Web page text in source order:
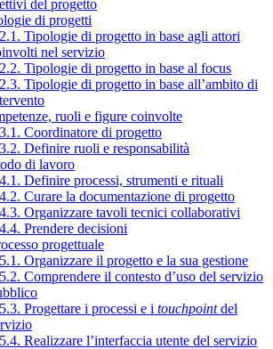
del progetto
di progetti
Tipologie di progetto in base agli attori
nel servizio
Tipologie di progetto in base al focus
Tipologie di progetto in base all’ambito di
ruoli e figure coinvolte
Coordinatore di progetto
Definire ruoli e responsabilità
di lavoro
Definire processi, strumenti e rituali
Curare la documentazione di progetto
Organizzare tavoli tecnici collaborativi
Prendere decisioni
progettuale
Organizzare il progetto e la sua gestione
Comprendere il contesto d’uso del servizio
Progettare i processi e i touchpointdel
Realizzare l’interfaccia utente del servizio